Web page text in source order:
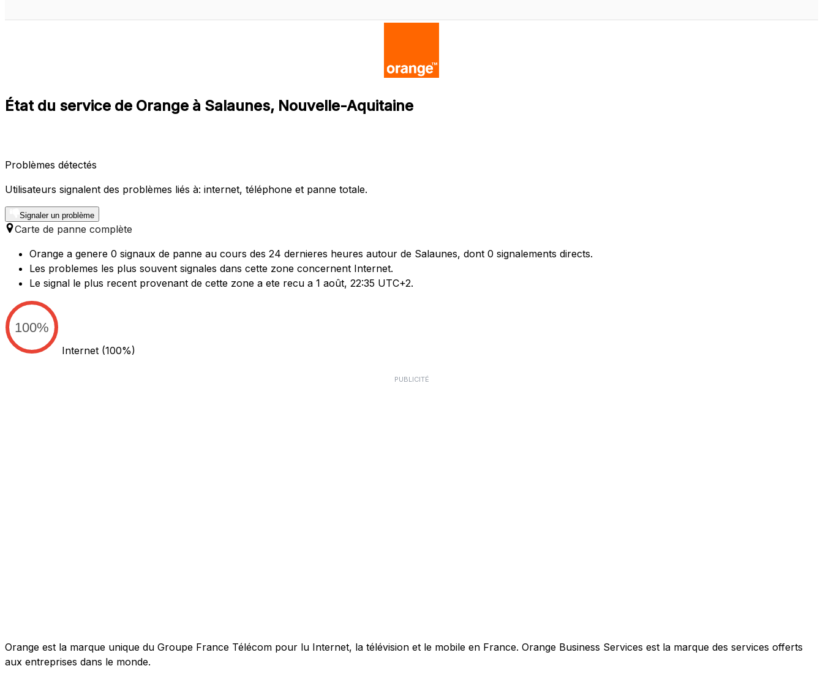
État du service de Orange à Salaunes, Nouvelle-Aquitaine
Problèmes détectés
Utilisateurs signalent des problèmes liés à: internet, téléphone et panne totale.
Signaler un problème
Carte de panne complète
Orange a genere 0 signaux de panne au cours des 24 dernieres heures autour de Salaunes, dont 0 signalements directs.
Les problemes les plus souvent signales dans cette zone concernent Internet.
Le signal le plus recent provenant de cette zone a ete recu a 1 août, 22:35 UTC+2.
100%
Internet (100%)
PUBLICITÉ
Orange est la marque unique du Groupe France Télécom pour lu Internet, la télévision et le mobile en France. Orange Business Services est la marque des services offerts
aux entreprises dans le monde.